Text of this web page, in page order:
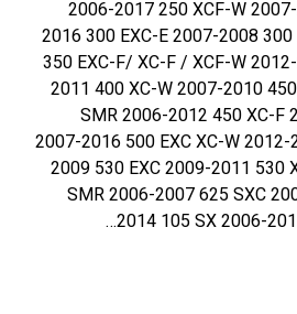
ה
נ
ו
כ
ח
י
ה
ו
2006-2017 250 XCF-W
2016 300 EXC-E 2007-2008
350 EXC-F/ XC-F / XCF-W
2011 400 XC-W 2007-2010
SMR 2006-2012 450 XC-F
2007-2016 500 EXC XC-W
2009 530 EXC 2009-2011 530
SMR 2006-2007 625 SXC
2014 105 SX 2006-